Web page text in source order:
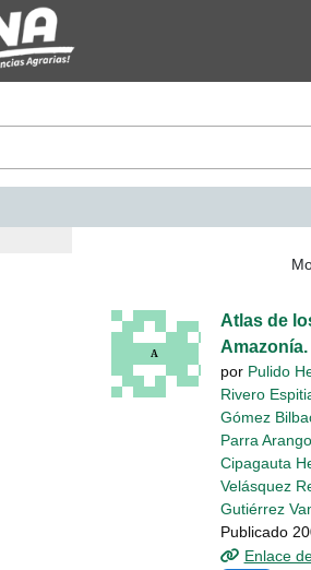
búsqueda -
Atlas de
Amazonía.
por Pulido
Rivero
Gómez
Parra
Cipagauta
Velásquez
Gutiérrez
Publicado
Enlace